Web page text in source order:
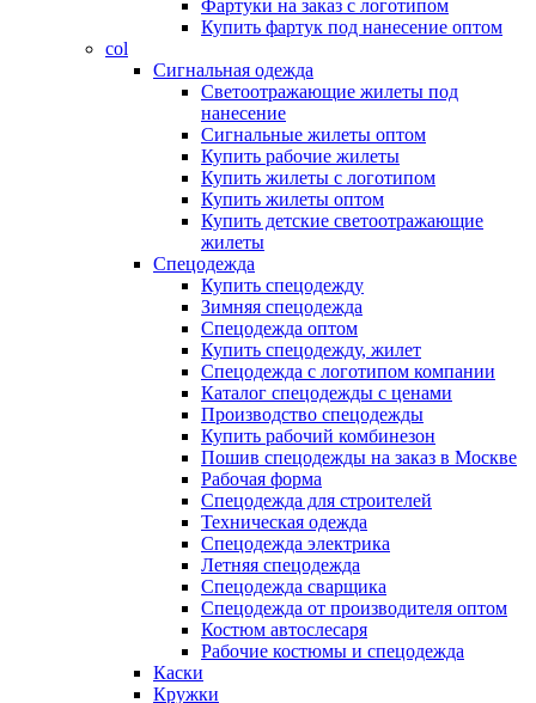
Фартуки на заказ с логотипом
Купить фартук под нанесение оптом
col
Сигнальная одежда
Светоотражающие жилеты под
нанесение
Сигнальные жилеты оптом
Купить рабочие жилеты
Купить жилеты с логотипом
Купить жилеты оптом
Купить детские светоотражающие
жилеты
Спецодежда
Купить спецодежду
Зимняя спецодежда
Спецодежда оптом
Купить спецодежду, жилет
Спецодежда с логотипом компании
Каталог спецодежды с ценами
Производство спецодежды
Купить рабочий комбинезон
Пошив спецодежды на заказ в Москве
Рабочая форма
Спецодежда для строителей
Техническая одежда
Спецодежда электрика
Летняя спецодежда
Спецодежда сварщика
Спецодежда от производителя оптом
Костюм автослесаря
Рабочие костюмы и спецодежда
Каски
Кружки